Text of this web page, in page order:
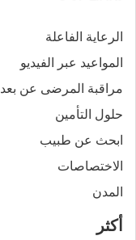
الرعاية الفاعلة
المواعيد عبر الفيديو
مراقبة المرضى عن بعد
حلول التأمين
ابحث عن طبيب
الاختصاصات
المدن
أكثر